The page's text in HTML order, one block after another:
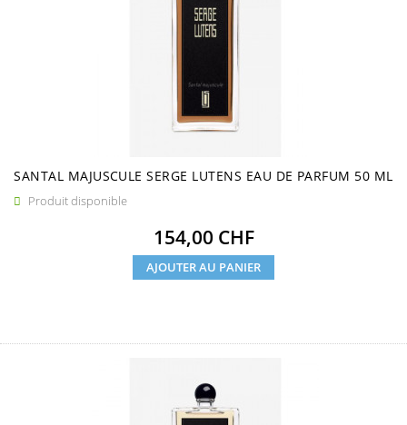
SANTAL MAJUSCULE SERGE LUTENS EAU DE PARFUM 50 ML
 Produit disponible
Prix
154,00 CHF
AJOUTER AU PANIER